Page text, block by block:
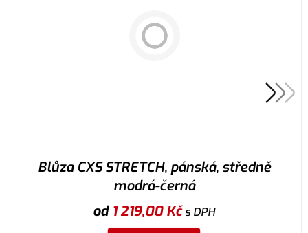
Blůza CXS STRETCH, pánská, středně
modrá-černá
od 1 219,00Kčs DPH